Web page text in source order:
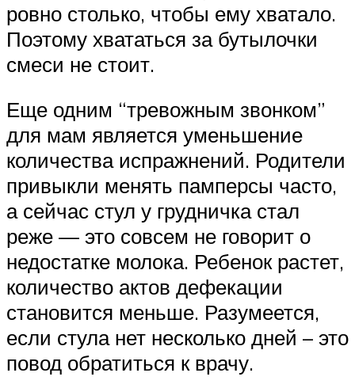
ровно столько, чтобы ему хватало.
Поэтому хвататься за бутылочки
смеси не стоит.
Еще одним “тревожным звонком”
для мам является уменьшение
количества испражнений. Родители
привыкли менять памперсы часто,
а сейчас стул у грудничка стал
реже — это совсем не говорит о
недостатке молока. Ребенок растет,
количество актов дефекации
становится меньше. Разумеется,
если стула нет несколько дней – это
повод обратиться к врачу.